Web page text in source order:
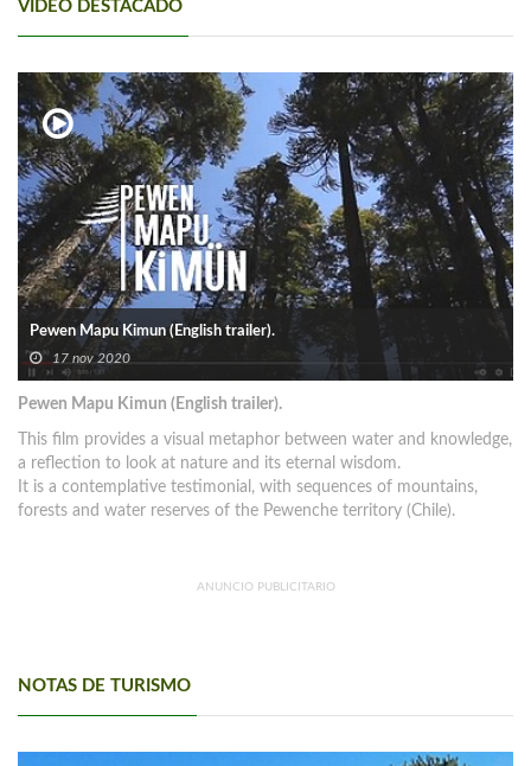
VIDEO DESTACADO
Pewen Mapu Kimun (English trailer).
17 nov 2020
Pewen Mapu Kimun (English trailer).
This film provides a visual metaphor between water and knowledge,
a reflection to look at nature and its eternal wisdom.
It is a contemplative testimonial, with sequences of mountains,
forests and water reserves of the Pewenche territory (Chile).
ANUNCIO PUBLICITARIO
NOTAS DE TURISMO